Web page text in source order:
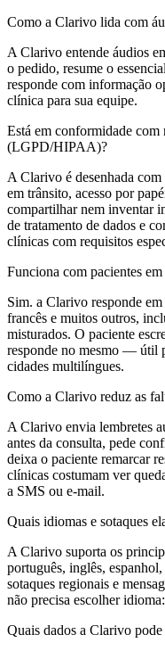
Como a Clarivo lida com
A Clarivo entende áudios
o pedido, resume o
responde com informação
clínica para sua equipe.
Está em conformidade com
(LGPD/HIPAA)?
A Clarivo é desenhada
em trânsito, acesso por
compartilhar nem inventar
de tratamento de dados e
clínicas com requisitos
Funciona com pacientes
Sim. a Clarivo responde
francês e muitos outros,
misturados. O paciente
responde no mesmo — útil
cidades multilíngues.
Como a Clarivo reduz as
A Clarivo envia lembretes
antes da consulta, pede
deixa o paciente remarcar
clínicas costumam ver
a SMS ou e-mail.
Quais idiomas e sotaques
A Clarivo suporta os
português, inglês,
sotaques regionais e
não precisa escolher
Quais dados a Clarivo